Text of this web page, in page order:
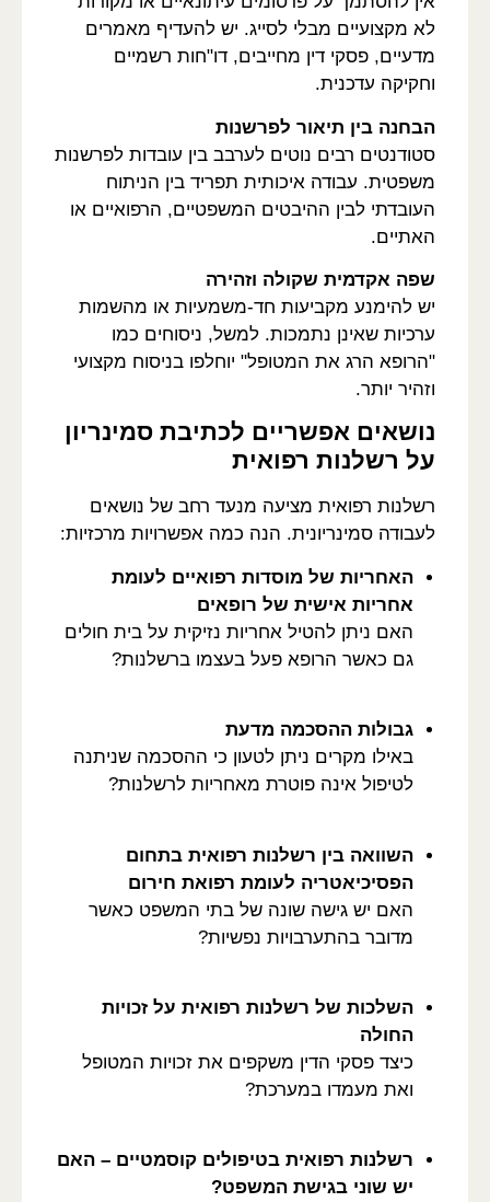
לא מקצועיים מבלי לסייג. יש להעדיף מאמרים
מדעיים, פסקי דין מחייבים, דו"חות רשמיים
וחקיקה עדכנית.
הבחנה בין תיאור לפרשנות
סטודנטים רבים נוטים לערבב בין עובדות לפרשנות
משפטית. עבודה איכותית תפריד בין הניתוח
העובדתי לבין ההיבטים המשפטיים, הרפואיים או
האתיים.
שפה אקדמית שקולה וזהירה
יש להימנע מקביעות חד-משמעיות או מהשמות
ערכיות שאינן נתמכות. למשל, ניסוחים כמו
"הרופא הרג את המטופל" יוחלפו בניסוח מקצועי
וזהיר יותר.
נושאים אפשריים לכתיבת סמינריון
על רשלנות רפואית
רשלנות רפואית מציעה מנעד רחב של נושאים
לעבודה סמינריונית. הנה כמה אפשרויות מרכזיות:
האחריות של מוסדות רפואיים לעומת
אחריות אישית של רופאים
האם ניתן להטיל אחריות נזיקית על בית חולים
גם כאשר הרופא פעל בעצמו ברשלנות?
גבולות ההסכמה מדעת
באילו מקרים ניתן לטעון כי ההסכמה שניתנה
לטיפול אינה פוטרת מאחריות לרשלנות?
השוואה בין רשלנות רפואית בתחום
הפסיכיאטריה לעומת רפואת חירום
האם יש גישה שונה של בתי המשפט כאשר
מדובר בהתערבויות נפשיות?
השלכות של רשלנות רפואית על זכויות
החולה
כיצד פסקי הדין משקפים את זכויות המטופל
ואת מעמדו במערכת?
רשלנות רפואית בטיפולים קוסמטיים – האם
יש שוני בגישת המשפט?